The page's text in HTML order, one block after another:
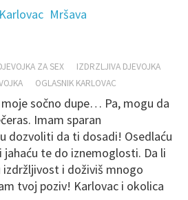
Karlovac Mršava
ZA SEX
IZDRZLJIVA DJEVOJKA
OGLASNIK KARLOVAC
sočno dupe… Pa, mogu da
Imam sparan
dozvoliti da ti dosadi! Osedlaću
te do iznemoglosti. Da li
i doživiš mnogo
tvoj poziv! Karlovac i okolica